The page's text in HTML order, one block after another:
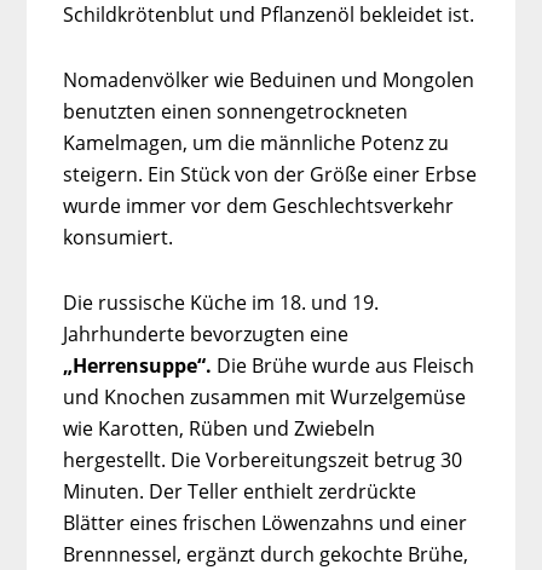
Schildkrötenblut und Pflanzenöl bekleidet ist.
Nomadenvölker wie Beduinen und Mongolen
benutzten einen sonnengetrockneten
Kamelmagen, um die männliche Potenz zu
steigern. Ein Stück von der Größe einer Erbse
wurde immer vor dem Geschlechtsverkehr
konsumiert.
Die russische Küche im 18. und 19.
Jahrhunderte bevorzugten eine
„Herrensuppe“. Die Brühe wurde aus Fleisch
und Knochen zusammen mit Wurzelgemüse
wie Karotten, Rüben und Zwiebeln
hergestellt. Die Vorbereitungszeit betrug 30
Minuten. Der Teller enthielt zerdrückte
Blätter eines frischen Löwenzahns und einer
Brennnessel, ergänzt durch gekochte Brühe,